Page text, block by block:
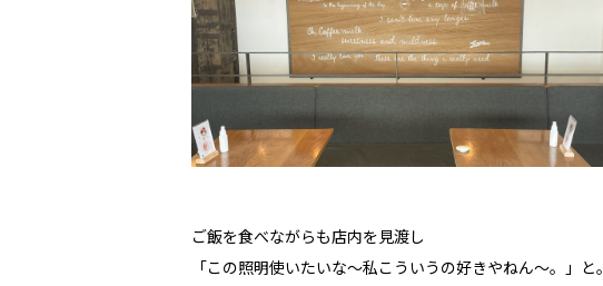
ご飯を食べながらも店内を見渡し
「この照明使いたいな～私こういうの好きやねん～。」と。